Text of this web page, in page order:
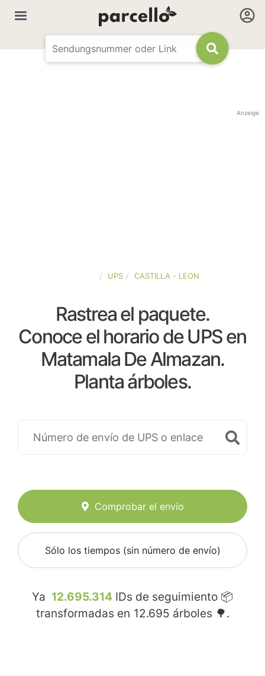
Anzeige
UPS CASTILLA - LEON
Rastrea el paquete.
Conoce el horario de UPS en
Matamala De Almazan.
Planta árboles.
Comprobar el envío
Sólo los tiempos (sin número de envío)
Ya 12.695.314 IDs de seguimiento 📦
transformadas en 12.695 árboles 🌳.